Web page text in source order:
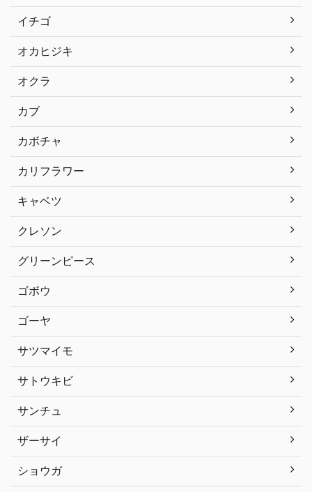
イチゴ
オカヒジキ
オクラ
カブ
カボチャ
カリフラワー
キャベツ
クレソン
グリーンピース
ゴボウ
ゴーヤ
サツマイモ
サトウキビ
サンチュ
ザーサイ
ショウガ